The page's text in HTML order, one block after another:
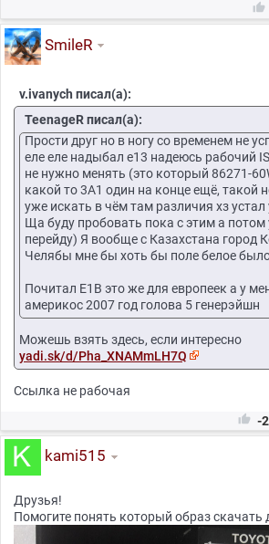

SmileR
v.ivanych писал(а):
TeenageR писал(а):
Прости друг но в ногу со временем не
еле еле надыбал е13 надеюсь рабочий
не нужно менять (это который 86271-
какой то 3A1 один на конце ещё, такой
уже искать в чём там различия хз
Ща буду пробовать пока с этим а
перейду) Я вообще с Казахстана город
Челябы мне бы хоть бы поле белое
Почитал E1B это же для европеек а у
америкос 2007 год голова 5 генерэйшн
Можешь взять здесь, если интересно
yadi.sk/d/Pha_XNAMmLH7Q
Ссылка не рабочая
 -2
kami515
Друзья!
Помогите понять который образ скачать